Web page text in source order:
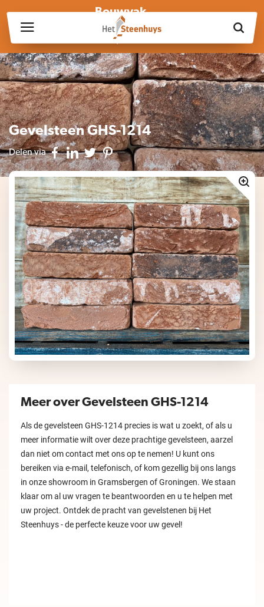
Bouwvak
Wij zijn wegens de bouwvak gesloten op vrijdag 17 juli en in
week 30, 31 en 32.
Gevelsteen GHS-1214
Delen via
Meer over Gevelsteen GHS-1214
Als de gevelsteen GHS-1214 precies is wat u zoekt, of als u
meer informatie wilt over deze prachtige gevelsteen, aarzel
dan niet om contact met ons op te nemen! U kunt ons
bereiken via e-mail, telefonisch, of kom gezellig bij ons langs
in onze showroom in Gramsbergen of Groningen. We staan
klaar om al uw vragen te beantwoorden en u te helpen met
uw project. Ontdek de pracht van gevelstenen bij Het
Steenhuys - de perfecte keuze voor uw gevel!